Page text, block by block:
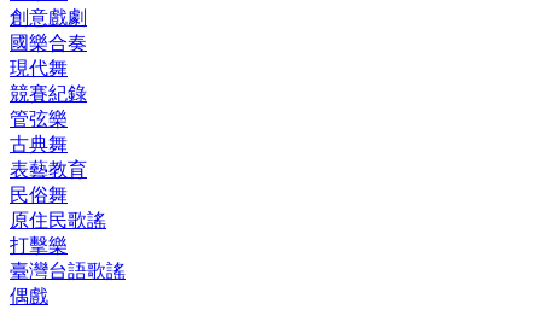
創意戲劇
國樂合奏
現代舞
競賽紀錄
管弦樂
古典舞
表藝教育
民俗舞
原住民歌謠
打擊樂
臺灣台語歌謠
偶戲